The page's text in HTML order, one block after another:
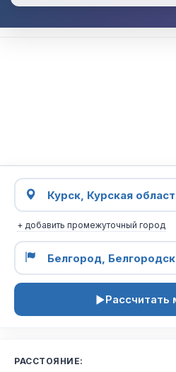
+ добавить промежуточный город
Рассчитать
РАССТОЯНИЕ: